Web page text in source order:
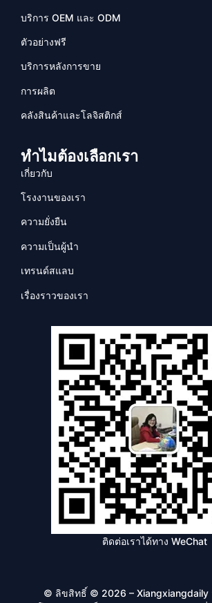
บริการ OEM และ ODM
ตัวอย่างฟรี
บริการหลังการขาย
การผลิต
คลังสินค้าและโลจิสติกส์
ทำไมต้องเลือกเรา
เกี่ยวกับ
โรงงานของเรา
ความยั่งยืน
ความเป็นผู้นำ
เทรนด์สแลบ
เรื่องราวของเรา
ติดต่อเราได้ทาง WeChat
© ลิขสิทธิ์ © 2026 – Xiangxiangdaily